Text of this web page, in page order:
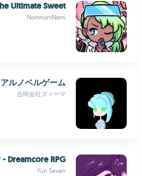
Ultimate Sweet
NomnomNami
ルノベルゲーム
合同会社ズィーマ
Dreamcore RPG
Yun Seven